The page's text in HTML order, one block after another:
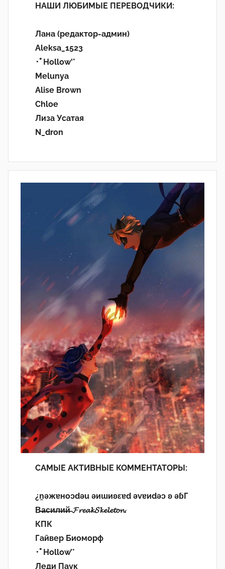
НАШИ ЛЮБИМЫЕ ПЕРЕВОДЧИКИ:
Лана (редактор-админ)
Aleksa_1523
･ﾟHollow'°
Melunya
Alise Brown
Chloe
Лиза Усатая
N_dron
САМЫЕ АКТИВНЫЕ КОММЕНТАТОРЫ:
¿n̯ǝжɐноɔdǝu ǝиɯиʚεɐd ǝvɐиdǝɔ ʚ ǝɓГ
В̶а̶с̶и̶л̶и̶й̶ 𝓕𝓻𝓮𝓪𝓴𝓢𝓴𝓮𝓵𝓮𝓽𝓸𝓷.
КПК
Гайвер Биоморф
･ﾟHollow’°
Леди Паук